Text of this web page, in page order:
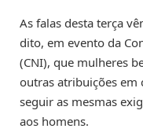
As falas desta terça
dito, em evento da
(CNI), que mulheres
outras atribuições em
seguir as mesmas
aos homens.